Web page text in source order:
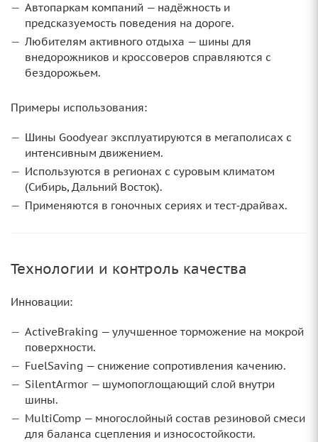
Автопаркам компаний — надёжность и
предсказуемость поведения на дороге.
Любителям активного отдыха — шины для
внедорожников и кроссоверов справляются с
бездорожьем.
Примеры использования:
Шины Goodyear эксплуатируются в мегаполисах с
интенсивным движением.
Используются в регионах с суровым климатом
(Сибирь, Дальний Восток).
Применяются в гоночных сериях и тест‑драйвах.
Технологии и контроль качества
Инновации:
ActiveBraking — улучшенное торможение на мокрой
поверхности.
FuelSaving — снижение сопротивления качению.
SilentArmor — шумопоглощающий слой внутри
шины.
MultiComp — многослойный состав резиновой смеси
для баланса сцепления и износостойкости.